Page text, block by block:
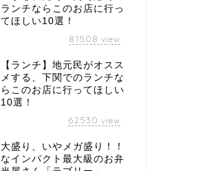
ランチならこのお店に行っ
てほしい10選！
81508 view
【ランチ】地元民がオスス
メする、下関でのランチな
らこのお店に行ってほしい
10選！
62530 view
大盛り、いやメガ盛り！！
なインパクト最大級のお弁